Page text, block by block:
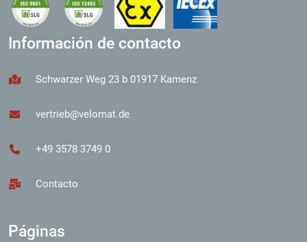
Información de contacto
Schwarzer Weg 23 b 01917 Kamenz
vertrieb@velomat.de
+49 3578 3749 0
Contacto
Páginas